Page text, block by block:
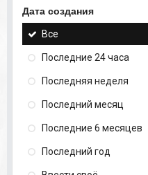
Дата создания
Все
Последние 24 часа
Последняя неделя
Последний месяц
Последние 6 месяцев
Последний год